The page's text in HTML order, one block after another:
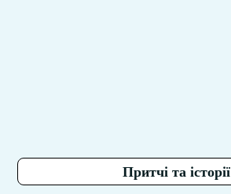
Притчі та історії